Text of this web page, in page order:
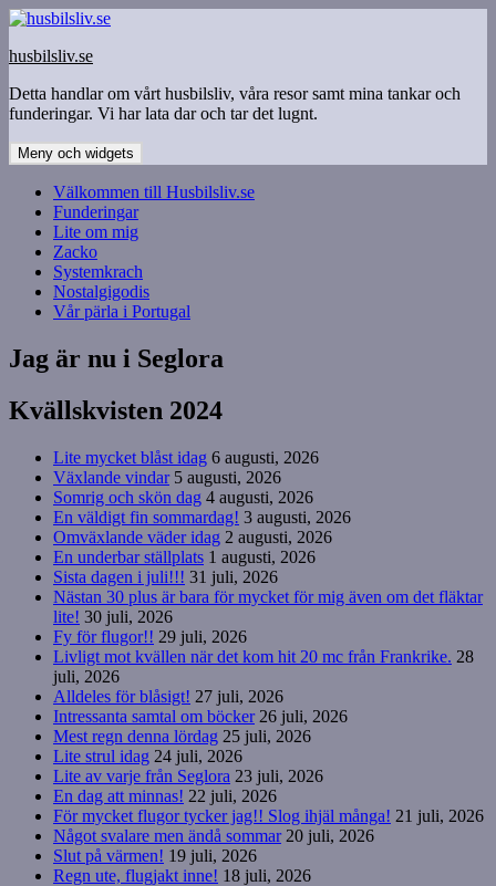
Hoppa
innehåll
husbilsliv.se
Detta handlar om vårt husbilsliv, våra resor samt mina tankar och
funderingar. Vi har lata dar och tar det lugnt.
Meny och widgets
Välkommen till Husbilsliv.se
Funderingar
Lite om mig
Zacko
Systemkrach
Nostalgigodis
Vår pärla i Portugal
Jag är nu i Seglora
Kvällskvisten 2024
Lite mycket blåst idag 6 augusti, 2026
Växlande vindar 5 augusti, 2026
Somrig och skön dag 4 augusti, 2026
En väldigt fin sommardag! 3 augusti, 2026
Omväxlande väder idag 2 augusti, 2026
En underbar ställplats 1 augusti, 2026
Sista dagen i juli!!! 31 juli, 2026
Nästan 30 plus är bara för mycket för mig även om det fläktar
lite! 30 juli, 2026
Fy för flugor!! 29 juli, 2026
Livligt mot kvällen när det kom hit 20 mc från Frankrike. 28
juli, 2026
Alldeles för blåsigt! 27 juli, 2026
Intressanta samtal om böcker 26 juli, 2026
Mest regn denna lördag 25 juli, 2026
Lite strul idag 24 juli, 2026
Lite av varje från Seglora 23 juli, 2026
En dag att minnas! 22 juli, 2026
För mycket flugor tycker jag!! Slog ihjäl många! 21 juli, 2026
Något svalare men ändå sommar 20 juli, 2026
Slut på värmen! 19 juli, 2026
Regn ute, flugjakt inne! 18 juli, 2026